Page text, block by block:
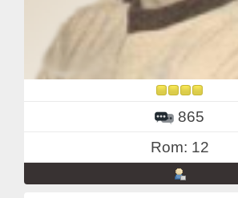
865
Rom: 12